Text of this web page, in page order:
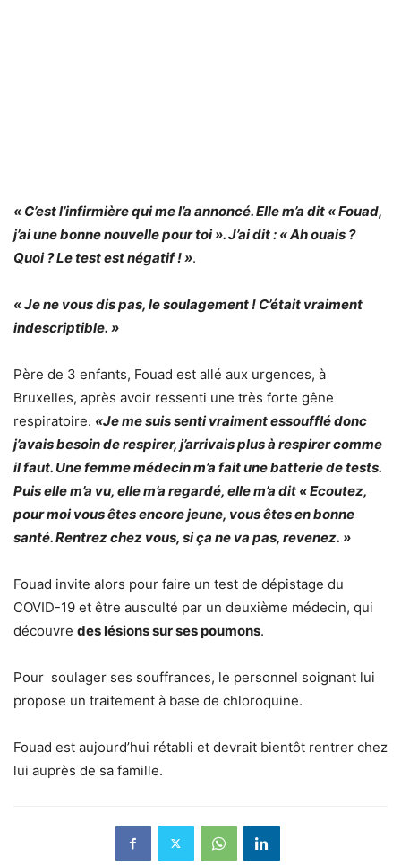
« C’est l’infirmière qui me l’a annoncé. Elle m’a dit « Fouad,
j’ai une bonne nouvelle pour toi ». J’ai dit : « Ah ouais ?
Quoi ? Le test est négatif ! ».
« Je ne vous dis pas, le soulagement ! C’était vraiment
indescriptible. »
Père de 3 enfants, Fouad est allé aux urgences, à
Bruxelles, après avoir ressenti une très forte gêne
respiratoire. «Je me suis senti vraiment essoufflé donc
j’avais besoin de respirer, j’arrivais plus à respirer comme
il faut. Une femme médecin m’a fait une batterie de tests.
Puis elle m’a vu, elle m’a regardé, elle m’a dit « Ecoutez,
pour moi vous êtes encore jeune, vous êtes en bonne
santé. Rentrez chez vous, si ça ne va pas, revenez. »
Fouad invite alors pour faire un test de dépistage du
COVID-19 et être ausculté par un deuxième médecin, qui
découvre des lésions sur ses poumons.
Pour soulager ses souffrances, le personnel soignant lui
propose un traitement à base de chloroquine.
Fouad est aujourd’hui rétabli et devrait bientôt rentrer chez
lui auprès de sa famille.